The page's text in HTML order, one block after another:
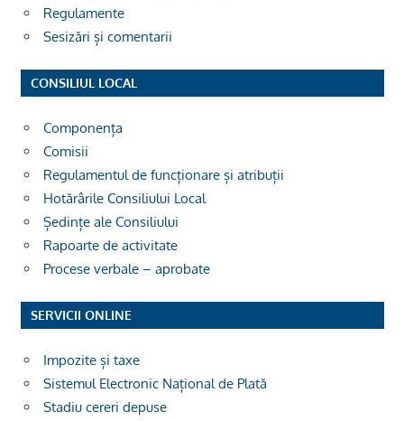
Regulamente
Sesizări și comentarii
CONSILIUL LOCAL
Componența
Comisii
Regulamentul de funcționare și atribuții
Hotărârile Consiliului Local
Ședințe ale Consiliului
Rapoarte de activitate
Procese verbale – aprobate
SERVICII ONLINE
Impozite și taxe
Sistemul Electronic Național de Plată
Stadiu cereri depuse